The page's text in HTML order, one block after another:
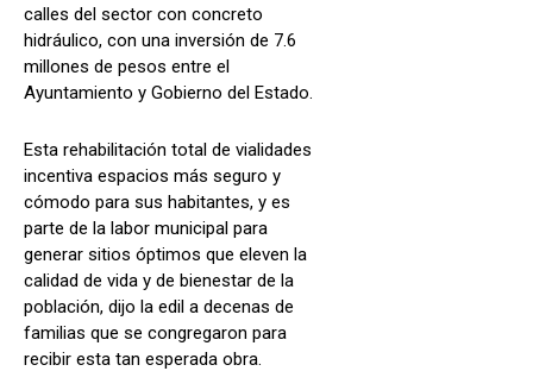
calles del sector con concreto
hidráulico, con una inversión de 7.6
millones de pesos entre el
Ayuntamiento y Gobierno del Estado.
Esta rehabilitación total de vialidades
incentiva espacios más seguro y
cómodo para sus habitantes, y es
parte de la labor municipal para
generar sitios óptimos que eleven la
calidad de vida y de bienestar de la
población, dijo la edil a decenas de
familias que se congregaron para
recibir esta tan esperada obra.